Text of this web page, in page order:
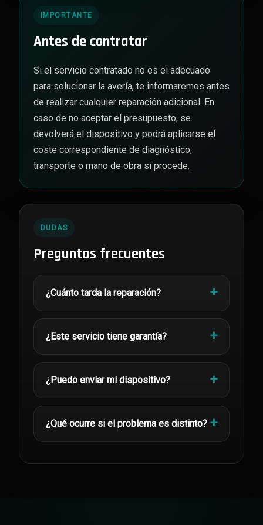
IMPORTANTE
Antes de contratar
Si el servicio contratado no es el adecuado
para solucionar la avería, te informaremos antes
de realizar cualquier reparación adicional. En
caso de no aceptar el presupuesto, se
devolverá el dispositivo y podrá aplicarse el
coste correspondiente de diagnóstico,
transporte o mano de obra si procede.
DUDAS
Preguntas frecuentes
¿Cuánto tarda la reparación?
¿Este servicio tiene garantía?
¿Puedo enviar mi dispositivo?
¿Qué ocurre si el problema es distinto?